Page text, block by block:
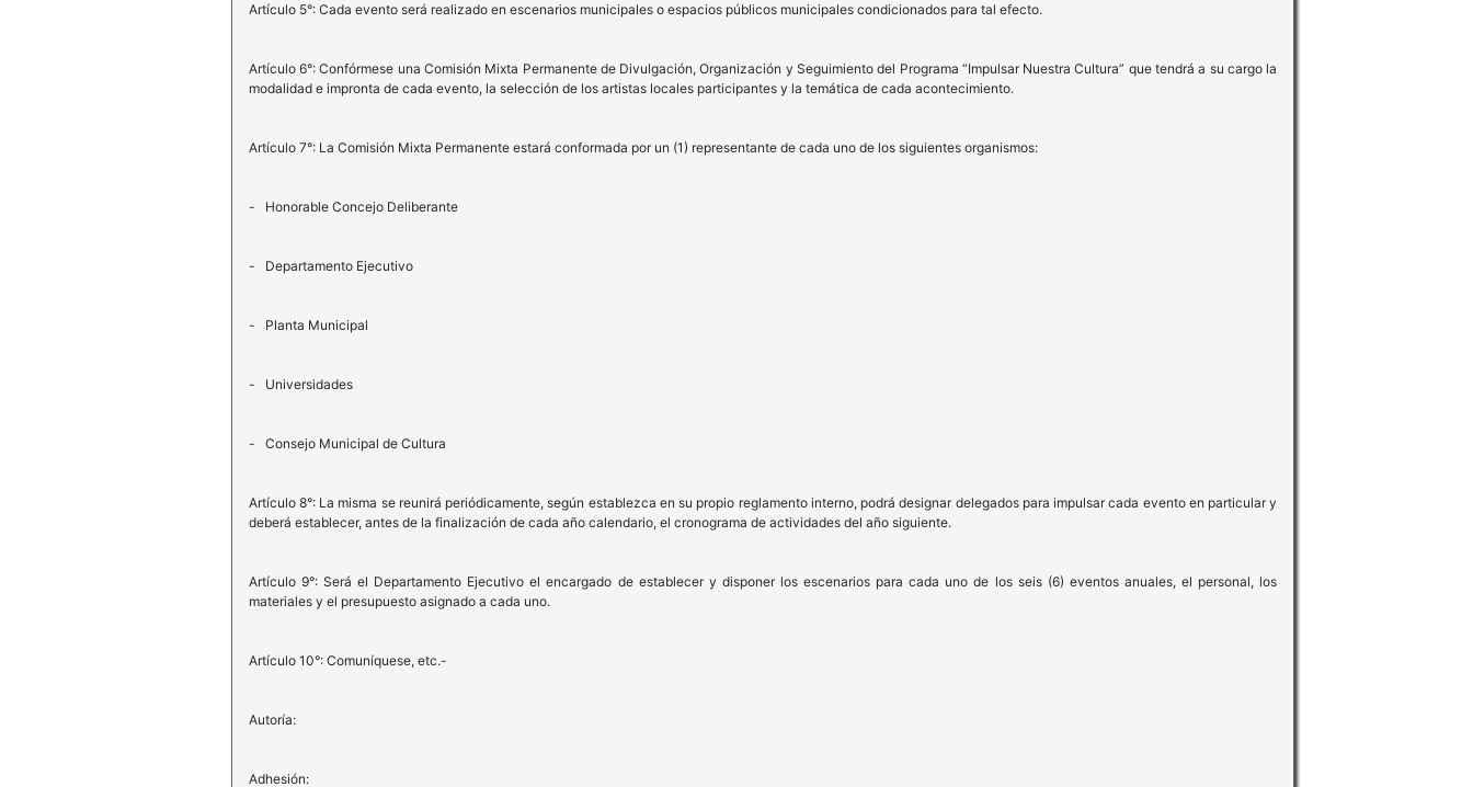
Artículo 5°: Cada evento será realizado en escenarios municipales o espacios públicos municipales condicionados para tal efecto.
Artículo 6°: Confórmese una Comisión Mixta Permanente de Divulgación, Organización y Seguimiento del Programa “Impulsar Nuestra Cultura” que tendrá a su cargo la
modalidad e impronta de cada evento, la selección de los artistas locales participantes y la temática de cada acontecimiento.
Artículo 7°: La Comisión Mixta Permanente estará conformada por un (1) representante de cada uno de los siguientes organismos:
- Honorable Concejo Deliberante
- Departamento Ejecutivo
- Planta Municipal
- Universidades
- Consejo Municipal de Cultura
Artículo 8°: La misma se reunirá periódicamente, según establezca en su propio reglamento interno, podrá designar delegados para impulsar cada evento en particular y
deberá establecer, antes de la finalización de cada año calendario, el cronograma de actividades del año siguiente.
Artículo 9°: Será el Departamento Ejecutivo el encargado de establecer y disponer los escenarios para cada uno de los seis (6) eventos anuales, el personal, los
materiales y el presupuesto asignado a cada uno.
Artículo 10°: Comuníquese, etc.-
Autoría:
Adhesión: